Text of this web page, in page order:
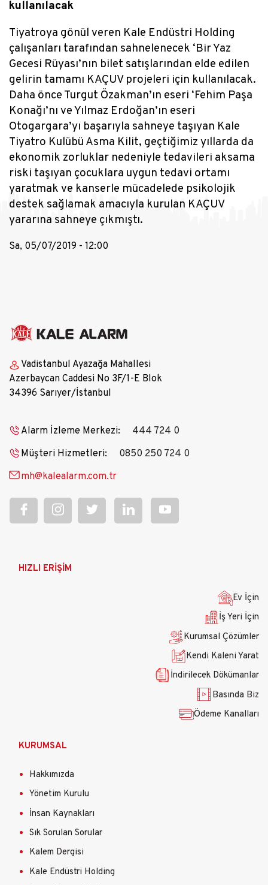
kullanılacak
Tiyatroya gönül veren Kale Endüstri Holding
çalışanları tarafından sahnelenecek ‘Bir Yaz
Gecesi Rüyası’nın bilet satışlarından elde edilen
gelirin tamamı KAÇUV projeleri için kullanılacak.
Daha önce Turgut Özakman’ın eseri ‘Fehim Paşa
Konağı’nı ve Yılmaz Erdoğan’ın eseri
Otogargara’yı başarıyla sahneye taşıyan Kale
Tiyatro Kulübü Asma Kilit, geçtiğimiz yıllarda da
ekonomik zorluklar nedeniyle tedavileri aksama
riski taşıyan çocuklara uygun tedavi ortamı
yaratmak ve kanserle mücadelede psikolojik
destek sağlamak amacıyla kurulan KAÇUV
yararına sahneye çıkmıştı.
Sa, 05/07/2019 - 12:00
Vadistanbul Ayazağa Mahallesi
Azerbaycan Caddesi No 3F/1-E Blok
34396 Sarıyer/İstanbul
Alarm İzleme Merkezi:
444 724 0
Müşteri Hizmetleri:
0850 250 724 0
mh@kalealarm.com.tr
AnaHIZLI ERİŞİM
Ev İçin
İş Yeri İçin
Kurumsal Çözümler
Kendi Kaleni Yarat
İndirilecek Dökümanlar
Basında Biz
Ödeme Kanalları
KURUMSAL
Hakkımızda
Yönetim Kurulu
İnsan Kaynakları
Sık Sorulan Sorular
Kalem Dergisi
Kale Endüstri Holding